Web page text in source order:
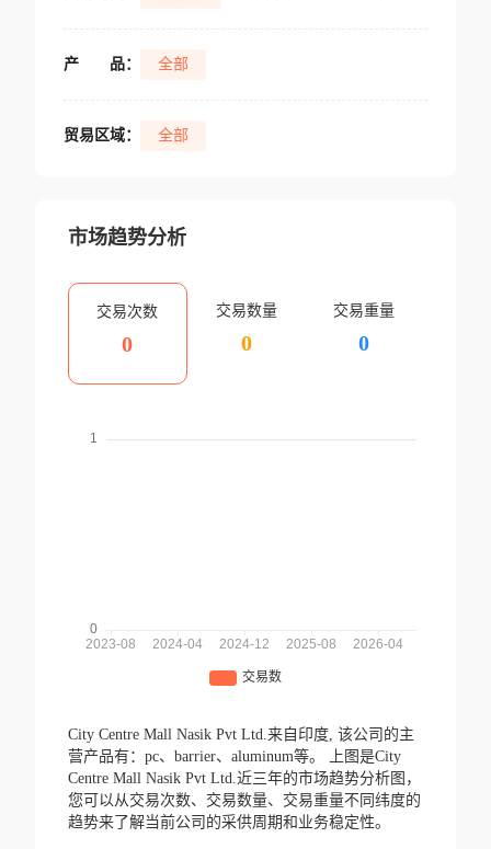
产 品： 全部
贸易区域： 全部
市场趋势分析
交易次数
0
交易数量
0
交易重量
0
City Centre Mall Nasik Pvt Ltd.来自印度, 该公司的主
营产品有：pc、barrier、aluminum等。
上图是City
Centre Mall Nasik Pvt Ltd.近三年的市场趋势分析图，
您可以从交易次数、交易数量、交易重量不同纬度的
趋势来了解当前公司的采供周期和业务稳定性。